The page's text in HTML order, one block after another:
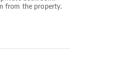
from the property.